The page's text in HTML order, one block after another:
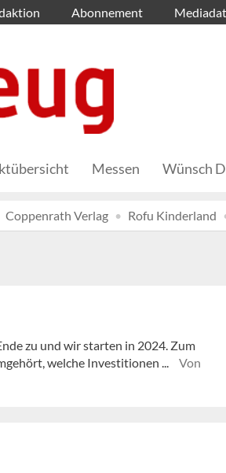
Abonnement
Messen Wünsch
Coppenrath Verlag Rofu Kinderland
zu und wir starten in 2024. Zum
welche Investitionen ...
Von